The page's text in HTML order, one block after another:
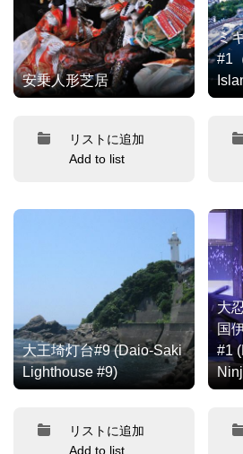
安乗人形芝居
リストに追加
Add to list
ミ
#1
大王埼灯台#9 (Daio-Saki
Lighthouse #9)
リストに追加
Add to list
大
国
#1